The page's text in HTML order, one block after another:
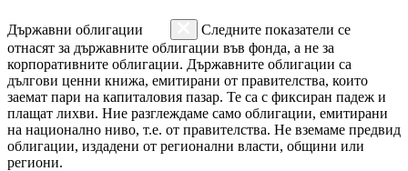
Държавни облигации
Следните показатели се
отнасят за държавните облигации във фонда, а не за
корпоративните облигации. Държавните облигации са
дългови ценни книжа, емитирани от правителства, които
заемат пари на капиталовия пазар. Те са с фиксиран падеж и
плащат лихви. Ние разглеждаме само облигации, емитирани
на национално ниво, т.е. от правителства. Не вземаме предвид
облигации, издадени от регионални власти, общини или
региони.